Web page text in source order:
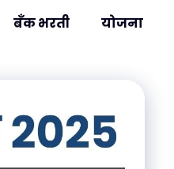
बँक भरती योजना